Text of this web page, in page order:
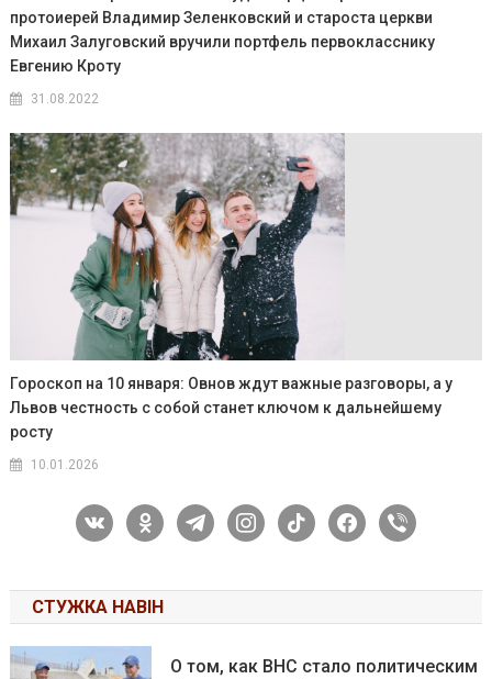
протоиерей Владимир Зеленковский и староста церкви
Михаил Залуговский вручили портфель первокласснику
Евгению Кроту
31.08.2022
Гороскоп на 10 января: Овнов ждут важные разговоры, а у
Львов честность с собой станет ключом к дальнейшему
росту
10.01.2026
vkontakteodnoklassniki
telegraminstagram
tiktok facebook
viber
СТУЖКА НАВІН
О том, как ВНС стало политическим